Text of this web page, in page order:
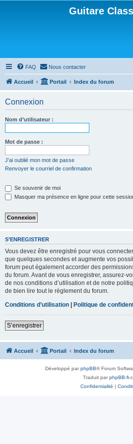
Guitare
FAQ Nous contacter
Accueil Portail Index du forum
Connexion
Nom d’utilisateur :
Mot de passe :
J’ai oublié mon mot de passe
Renvoyer le courriel de confirmation
Se souvenir de moi
Masquer ma présence en ligne pour cette
S’ENREGISTRER
Vous devez être enregistré pour vous
que quelques secondes et augmente vos
forum peut également accorder des
du forum. Avant de vous enregistrer, assurez-
de nos conditions d’utilisation et de notre
de bien lire tout le règlement du forum.
Conditions d’utilisation | Politique de
S’enregistrer
Accueil Portail Index du forum
Développé parphpBB® Forum
Traduit parphpBB-
Confidentialité |